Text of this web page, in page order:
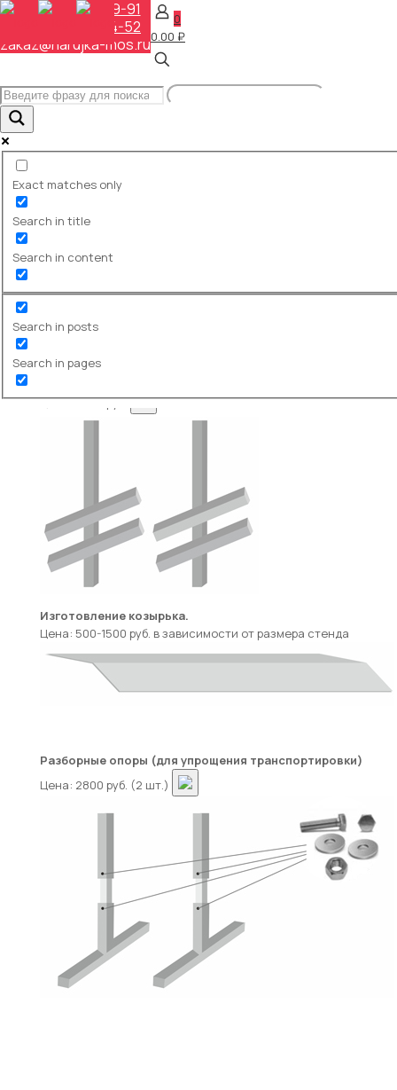
+7 (495) 648-69-91
+7 (495) 268-04-52
zakaz@narujka-mos.ru
0
0.00 ₽
Exact matches only
Search in title
Search in content
Search in posts
Search in pages
дополнительно
Цена: 2500 руб.
Изготовление козырька.
Цена: 500-1500 руб. в зависимости от размера стенда
Разборные опоры (для упрощения транспортировки)
Цена: 2800 руб. (2 шт.)